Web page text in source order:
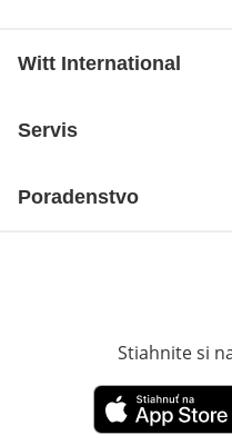
Witt International
Servis
Poradenstvo
Stiahnite si
Otvorí sa